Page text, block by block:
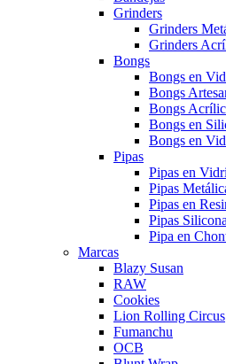
Grinders
Grinders
Grinders
Bongs
Bongs en
Bongs
Bongs
Bongs en
Bongs en
Pipas
Pipas en
Pipas
Pipas en
Pipas Silicona
Pipa en
Marcas
Blazy Susan
RAW
Cookies
Lion Rolling Circus
Fumanchu
OCB